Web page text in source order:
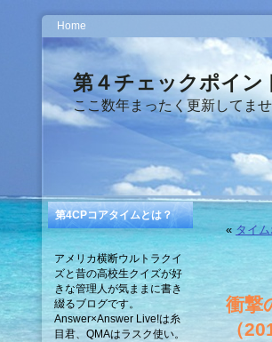
Home
第４チェックポイン
ここ数年まったく更新してま
第4CPコアタイムとは？
アメリカ横断ウルトラクイ
ズと昔の高校生クイズが好
きな管理人が気ままに書き
綴るブログです。
Answer×Answer Live!は糸
目君、QMAはラスク使い。
« タイ
衝撃
（